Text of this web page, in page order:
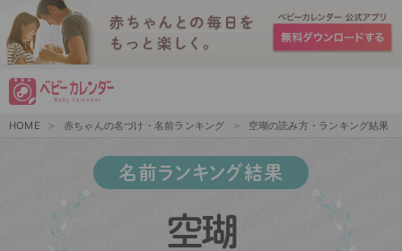
HOME 赤ちゃんの名づけ・名前ランキング 空瑚の読み方・ランキング結果
名前ランキング結果
空瑚